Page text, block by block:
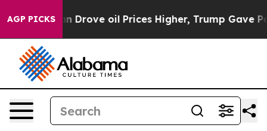
AGP PICKS
oil Prices Higher, Trump Gave Politically